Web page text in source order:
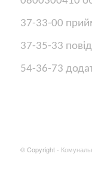
37-33-00
37-35-33
54-36-73
© Copyright -